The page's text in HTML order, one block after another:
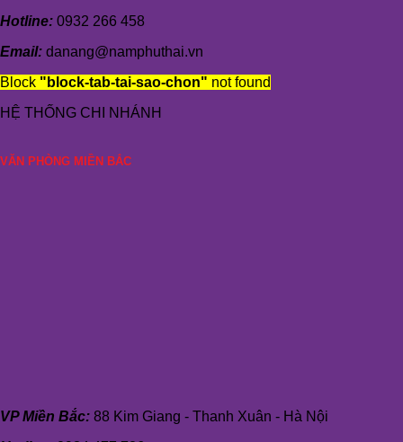
Hotline: 0932 266 458
Email: danang@namphuthai.vn
Block "block-tab-tai-sao-chon" not found
HỆ THỐNG CHI NHÁNH
VĂN PHÒNG MIỀN BẮC
VP Miền Bắc: 88 Kim Giang - Thanh Xuân - Hà Nội